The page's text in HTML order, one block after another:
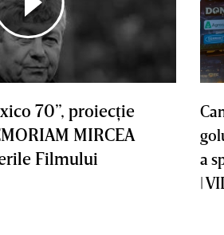
70”, proiecţie
MIRCEA
Filmului
a
|